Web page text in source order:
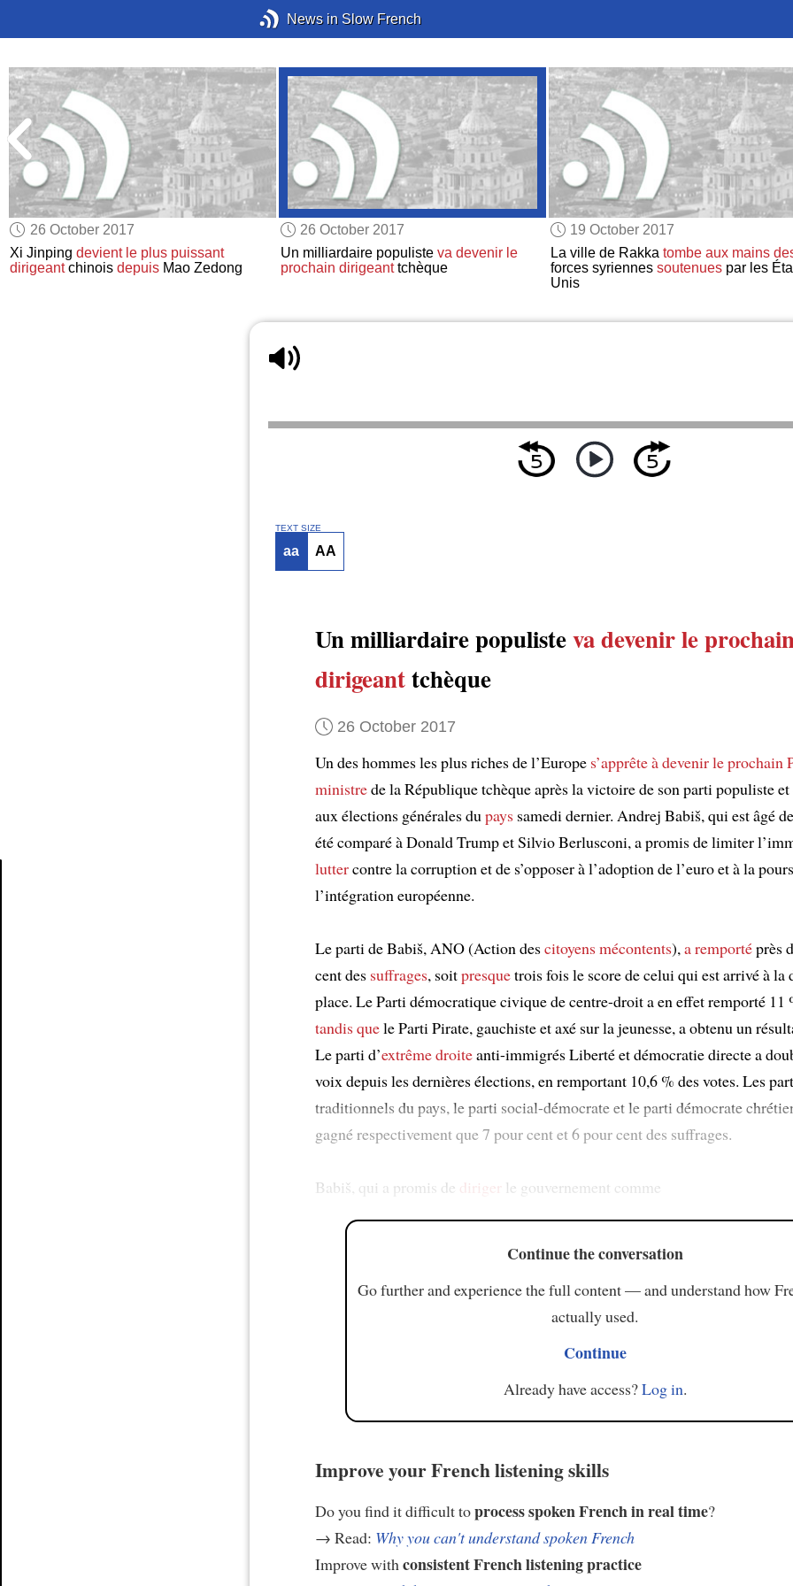
News in Slow French
26 October 2017
Xi Jinpingdevient le plus puissant
dirigeantchinoisdepuis Mao Zedong
26 October 2017
Un milliardaire populiste va devenir le
prochain dirigeanttchèque
19 October 2017
La ville de Rakka tombe aux mains
forces syriennes soutenuespar les
Unis
TEXT SIZE
aa AA
Un milliardaire populisteva devenirle
dirigeanttchèque
26 October 2017
Un des hommes les plus riches de l’Europe s’apprête àdevenirle prochain
ministrede la République tchèque après la victoire de son parti populiste
aux élections générales dupays samedi dernier. Andrej Babiš, qui est âgé
été comparé à Donald Trump et Silvio Berlusconi, a promis de limiter
luttercontre la corruption et de s’opposer à l’adoption de l’euro et à la
l’intégration européenne.
Le parti de Babiš, ANO (Action descitoyensmécontents),a remportéprès
cent des suffrages, soitpresquetrois fois le score de celui qui est arrivé à la
place. Le Parti démocratique civique de centre-droit a en effet remporté 11
tandis quele Parti Pirate, gauchiste et axé sur la jeunesse, a obtenu un
Le parti d’extrême droiteanti-immigrés Liberté et démocratie directe a
voix depuis les dernières élections, en remportant 10,6 % des votes. Les
traditionnels du pays, le parti social-démocrate et le parti démocrate
gagné respectivement que 7 pour cent et 6 pour cent des suffrages.
Babiš, qui a promis de diriger le gouvernement comme
Continue the conversation
Go further and experience the full content — and understand how
actually used.
Continue
Already have access?Log in.
Improve your French listening skills
Do you find it difficult toprocess spoken French in real time?
→ Read: Why you can't understand spoken French
Improve withconsistent French listening practice